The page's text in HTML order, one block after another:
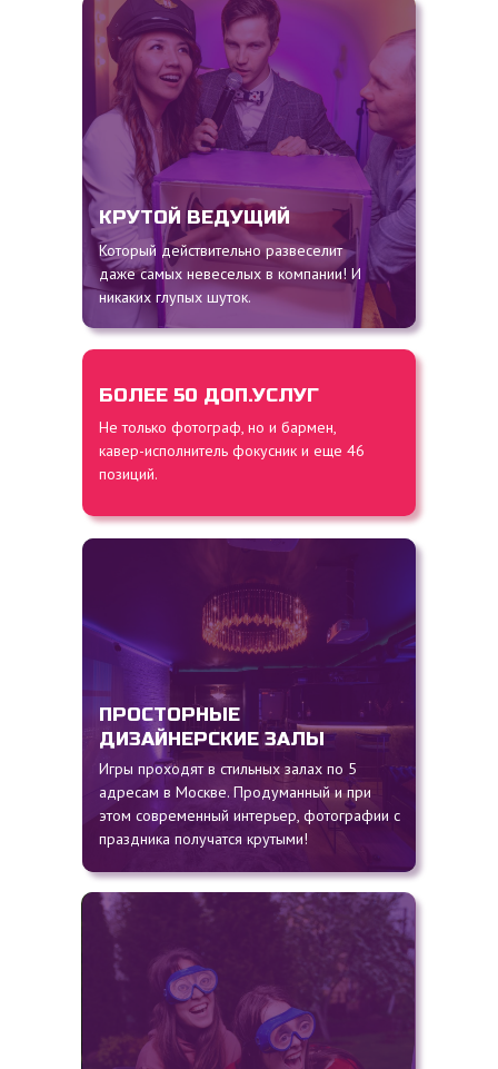
КРУТОЙ ВЕДУЩИЙ
Который действительно развеселит
даже самых невеселых в компании! И
никаких глупых шуток.
Не только фотограф, но и бармен,
кавер-исполнитель фокусник и еще 46
позиций.
Игры проходят в стильных залах по 5
адресам в Москве. Продуманный и при
этом современный интерьер, фотографии с
праздника получатся крутыми!
БОЛЕЕ 50 ДОП.УСЛУГ
ПРОСТОРНЫЕ
ДИЗАЙНЕРСКИЕ ЗАЛЫ